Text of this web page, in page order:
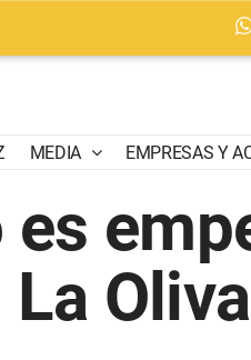
MEDIA EMPRESAS Y